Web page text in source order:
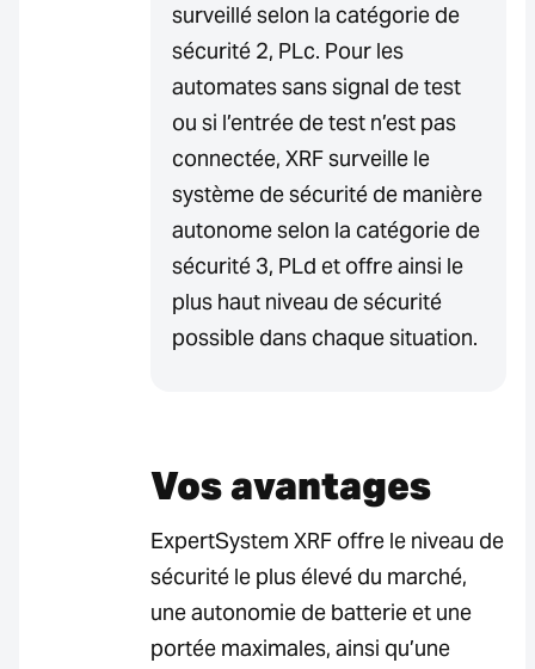
surveillé selon la catégorie de
sécurité 2, PLc. Pour les
automates sans signal de test
ou si l’entrée de test n’est pas
connectée, XRF surveille le
système de sécurité de manière
autonome selon la catégorie de
sécurité 3, PLd et offre ainsi le
plus haut niveau de sécurité
possible dans chaque situation.
Vos avantages
ExpertSystem XRF offre le niveau de
sécurité le plus élevé du marché,
une autonomie de batterie et une
portée maximales, ainsi qu’une